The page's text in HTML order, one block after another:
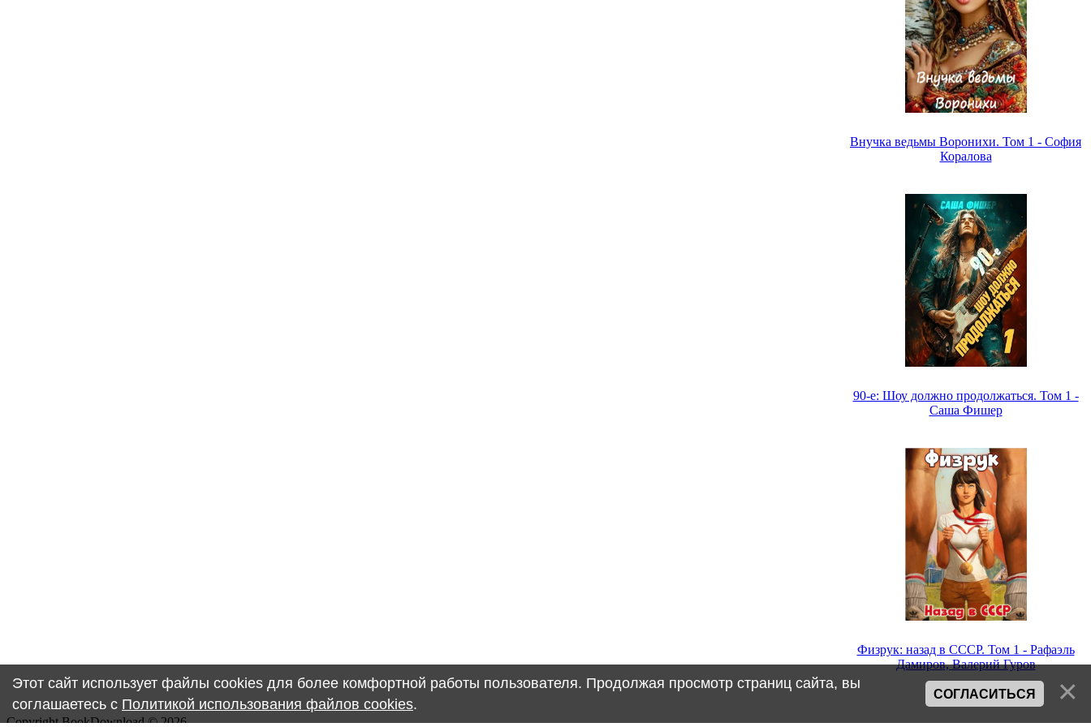
Внучка ведьмы Воронихи. Том 1 - София
Коралова
90-е: Шоу должно продолжаться. Том 1 -
Саша Фишер
Физрук: назад в СССР. Том 1 - Рафаэль
Дамиров, Валерий Гуров
Copyright BookDownload © 2026
Этот сайт использует файлы cookies для более комфортной работы пользователя. Продолжая просмотр страниц сайта, вы
соглашаетесь с Политикой использования файлов cookies.
СОГЛАСИТЬСЯ